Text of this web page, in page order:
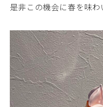
是非この機会に春を味